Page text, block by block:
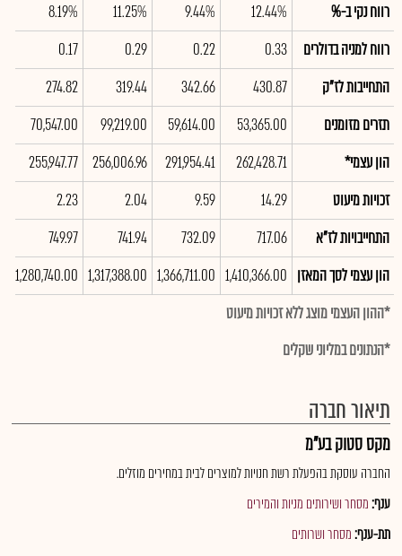
רווח נקי ב-%
12.44%
9.44%
11.25%
8.19%
רווח למניה בדולרים
0.33
0.22
0.29
0.17
התחייבות לז"ק
430.87
342.66
319.44
274.82
תזרים מזומנים
53,365.00
59,614.00
99,219.00
70,547.00
הון עצמי*
262,428.71
291,954.41
256,006.96
255,947.77
זכויות מיעוט
14.29
9.59
2.04
2.23
התחייבויות לז"א
717.06
732.09
741.94
749.97
הון עצמי לסך המאזן 1,410,366.00
1,366,711.00
1,317,388.00
1,280,740.00
*ההון העצמי מוצג ללא זכויות מיעוט
*הנתונים במליוני שקלים
תיאור חברה
מקס סטוק בע"מ
החברה עוסקת בהפעלת רשת חנויות למוצרים לבית במחירים מוזלים.
ענף:מסחר ושירותים מניות והמירים
תת-ענף:מסחר ושרותים